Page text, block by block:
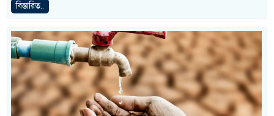
বিস্তারিত..